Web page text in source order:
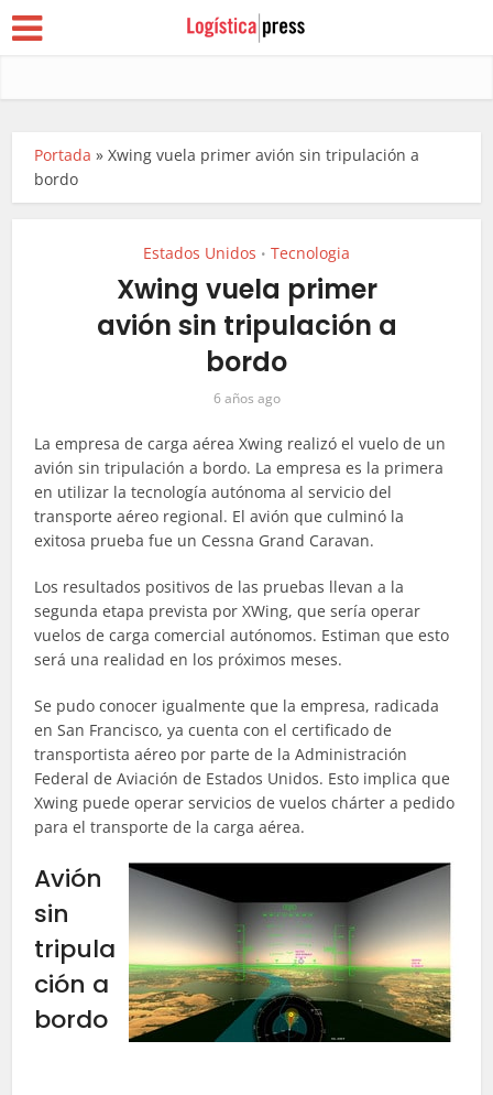
Portada »Xwing vuela primer avión sin tripulación a
bordo
Estados Unidos • Tecnologia
Xwing vuela primer
avión sin tripulación a
bordo
6 años ago
La empresa de carga aérea Xwing realizó el vuelo de un
avión sin tripulación a bordo. La empresa es la primera
en utilizar la tecnología autónoma al servicio del
transporte aéreo regional. El avión que culminó la
exitosa prueba fue un Cessna Grand Caravan.
Los resultados positivos de las pruebas llevan a la
segunda etapa prevista por XWing, que sería operar
vuelos de carga comercial autónomos. Estiman que esto
será una realidad en los próximos meses.
Se pudo conocer igualmente que la empresa, radicada
en San Francisco, ya cuenta con el certificado de
transportista aéreo por parte de la Administración
Federal de Aviación de Estados Unidos. Esto implica que
Xwing puede operar servicios de vuelos chárter a pedido
para el transporte de la carga aérea.
Avión
sin
tripula
ción a
bordo